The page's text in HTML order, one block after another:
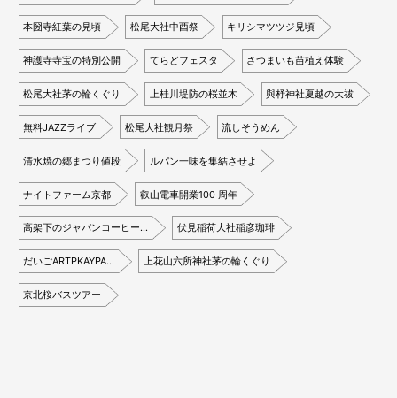
本圀寺紅葉の見頃 松尾大社中酉祭 キリシマツツジ見頃
神護寺寺宝の特別公開 てらどフェスタ さつまいも苗植え体験
松尾大社茅の輪くぐり 上桂川堤防の桜並木 與杼神社夏越の大祓
無料JAZZライブ 松尾大社観月祭 流しそうめん
清水焼の郷まつり値段 ルパン一味を集結させよ
ナイトファーム京都 叡山電車開業100 周年
高架下のジャパンコーヒー… 伏見稲荷大社稲彦珈琲
だいごARTPKAYPA… 上花山六所神社茅の輪くぐり
京北桜バスツアー